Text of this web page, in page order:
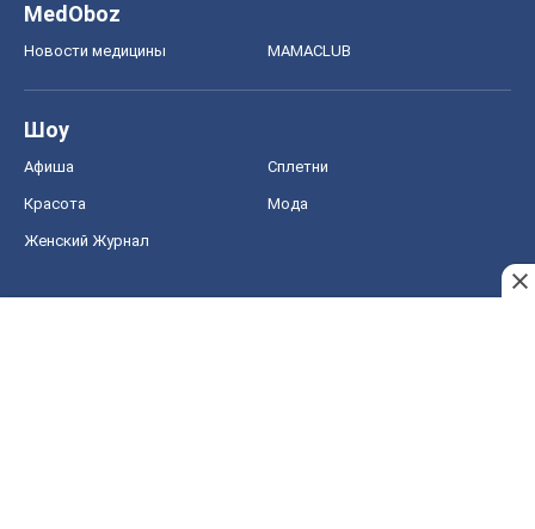
MedOboz
Новости медицины MAMACLUB
Шоу
Афиша Сплетни
Красота Мода
Женский Журнал